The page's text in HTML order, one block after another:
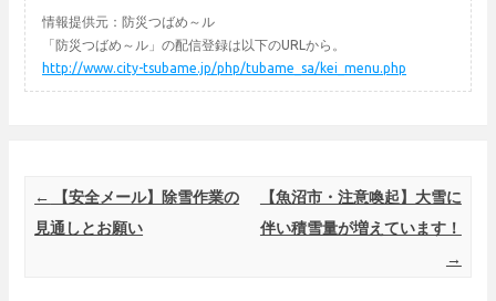
情報提供元：防災つばめ～ル
「防災つばめ～ル」の配信登録は以下のURLから。
http://www.city-tsubame.jp/php/tubame_sa/kei_menu.php
Post navigation
←
【安全メール】除雪作業の
見通しとお願い
【魚沼市・注意喚起】大雪に
伴い積雪量が増えています！
→